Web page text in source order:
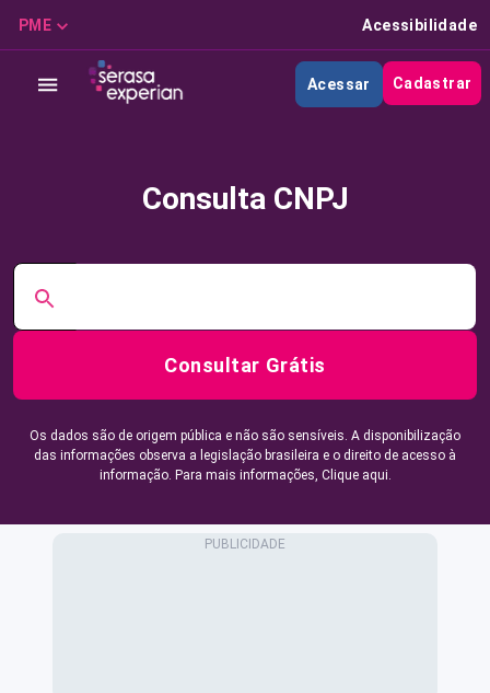
PME Acessibilidade
Acessar Cadastrar
Consulta CNPJ
Consultar Grátis
Os dados são de origem pública e não são sensíveis. A disponibilização
das informações observa a legislação brasileira e o direito de acesso à
informação. Para mais informações, Clique aqui.